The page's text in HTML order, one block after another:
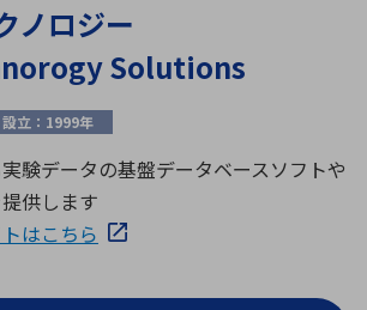
ヤレス給電
ティクス（AI）
タセンタ・クラウド
・検出
管理・検査
・接合
ョン
部品
B
F G
H
J
R S
T
ノロジー
Solutions
設立：1999年
験データの基盤データベースソフトや
供します
はこちら